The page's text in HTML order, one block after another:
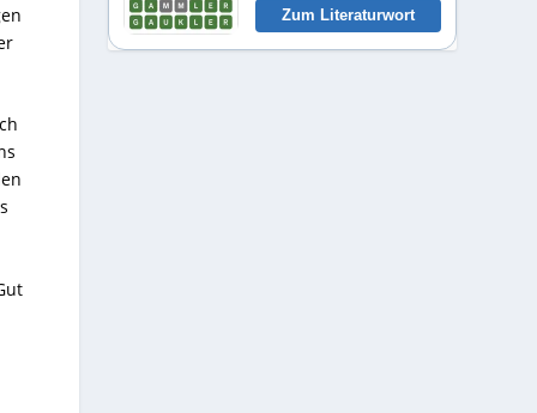
Zum Literaturwort